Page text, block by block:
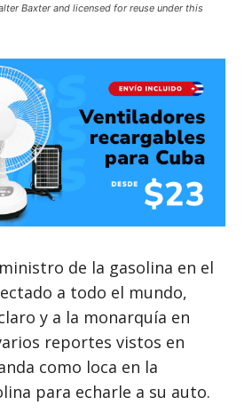
Baxter and licensed for reuse under this
de la gasolina en el
a todo el mundo,
y a la monarquía en
reportes vistos en
como loca en la
para echarle a su auto.